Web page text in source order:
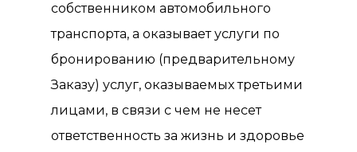
собственником автомобильного
транспорта, а оказывает услуги по
бронированию (предварительному
Заказу) услуг, оказываемых третьими
лицами, в связи с чем не несет
ответственность за жизнь и здоровье